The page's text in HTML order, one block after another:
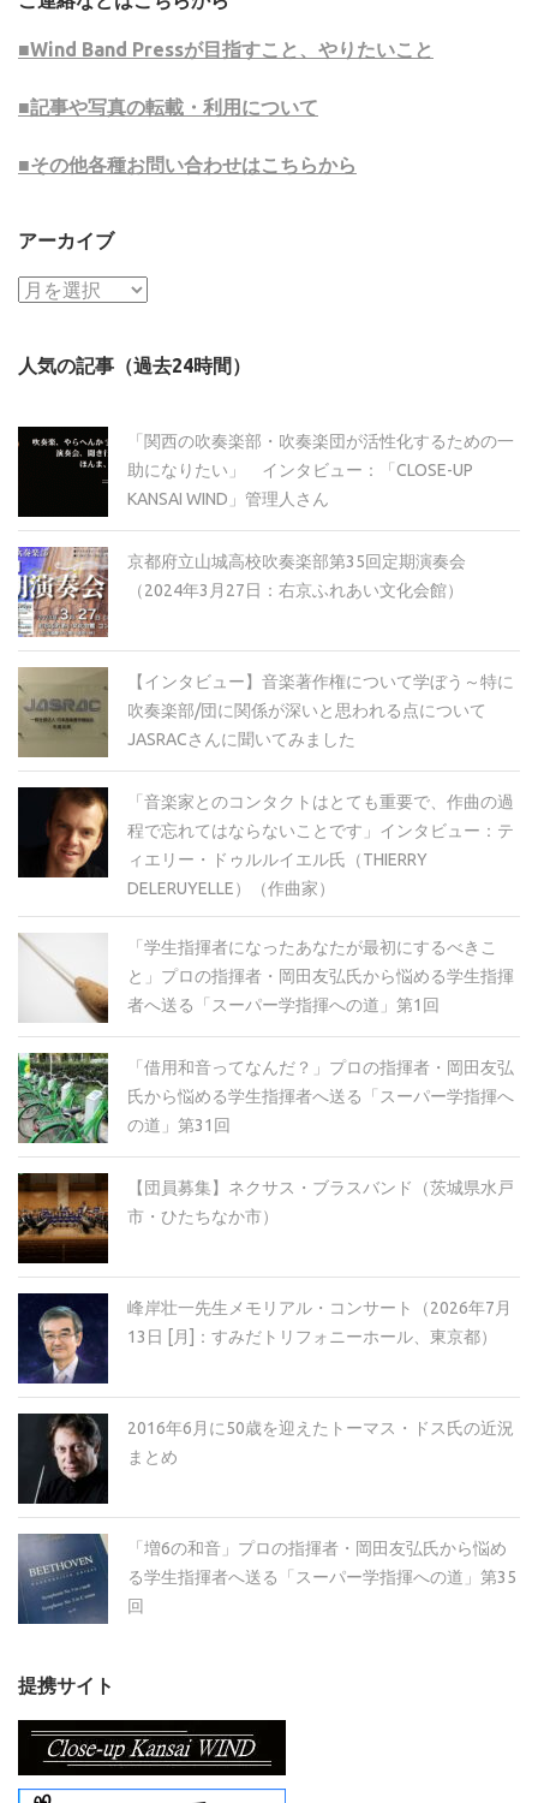
■Wind Band Pressが目指すこと、やりたいこと
■記事や写真の転載・利用について
■その他各種お問い合わせはこちらから
アーカイブ
ア
イ
人気の記事（過去24時間）
「関西の吹奏楽部・吹奏楽団が活性化するための一
助になりたい」 インタビュー：「CLOSE-UP
KANSAI WIND」管理人さん
京都府立山城高校吹奏楽部第35回定期演奏会
（2024年3月27日：右京ふれあい文化会館）
【インタビュー】音楽著作権について学ぼう～特に
吹奏楽部/団に関係が深いと思われる点について
JASRACさんに聞いてみました
「音楽家とのコンタクトはとても重要で、作曲の過
程で忘れてはならないことです」インタビュー：テ
ィエリー・ドゥルルイエル氏（THIERRY
DELERUYELLE）（作曲家）
「学生指揮者になったあなたが最初にするべきこ
と」プロの指揮者・岡田友弘氏から悩める学生指揮
者へ送る「スーパー学指揮への道」第1回
「借用和音ってなんだ？」プロの指揮者・岡田友弘
氏から悩める学生指揮者へ送る「スーパー学指揮へ
の道」第31回
【団員募集】ネクサス・ブラスバンド（茨城県水戸
市・ひたちなか市）
峰岸壮一先生メモリアル・コンサート（2026年7月
13日 [月]：すみだトリフォニーホール、東京都）
2016年6月に50歳を迎えたトーマス・ドス氏の近況
まとめ
「増6の和音」プロの指揮者・岡田友弘氏から悩め
る学生指揮者へ送る「スーパー学指揮への道」第35
回
提携サイト